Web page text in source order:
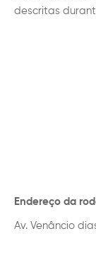
descritas
Endereço da
Av. Venâncio